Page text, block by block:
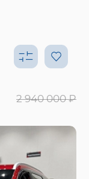
2 940 000 ₽